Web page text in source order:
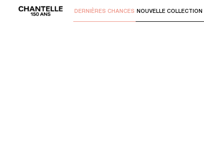
Utilisez "Flèche bas" ou "Entrer"
DERNIÈRES CHANCES NOUVELLE COLLECTION